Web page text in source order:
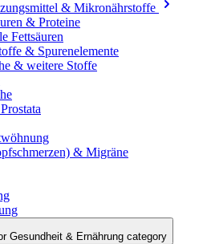
& Mikronährstoffe
& Proteine
Fettsäuren
& Spurenelemente
& weitere Stoffe
& Migräne
Gesundheit & Ernährung category